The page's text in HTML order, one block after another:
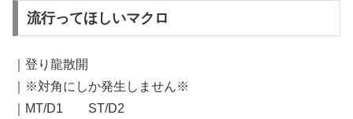
流行ってほしいマクロ
｜登り龍散開
｜※対角にしか発生しません※
｜MT/D1 ST/D2